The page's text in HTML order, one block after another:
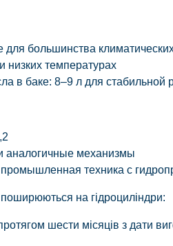
большинства
температурах
в баке: 8–9 л для стабильной
аналогичные механизмы
техника с
на гідроциліндри:
шести місяців з дати